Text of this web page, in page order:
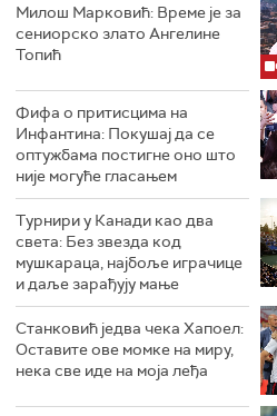
Милош Марковић: Време је за
сениорско злато Ангелине
Топић
Фифа о притисцима на
Инфантина: Покушај да се
оптужбама постигне оно што
није могуће гласањем
Турнири у Канади као два
света: Без звезда код
мушкараца, најбоље играчице
и даље зарађују мање
Станковић једва чека Хапоел:
Оставите ове момке на миру,
нека све иде на моја леђа